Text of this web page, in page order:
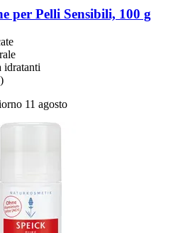
per Pelli Sensibili, 100 g
idratanti
11 agosto